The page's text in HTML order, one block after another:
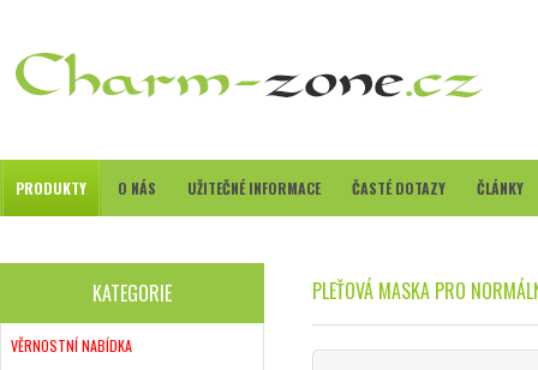
PRODUKTY O NÁS UŽITEČNÉ INFORMACE ČASTÉ DOTAZY ČLÁNKY
KATEGORIE
VĚRNOSTNÍ NABÍDKA
PLEŤOVÁ MASKA PRO